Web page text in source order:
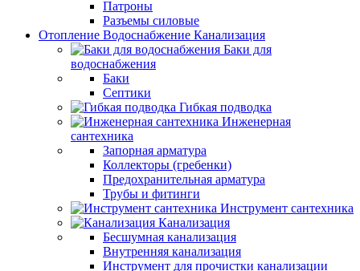
Патроны
Разъемы силовые
Отопление Водоснабжение Канализация
Баки для
водоснабжения
Баки
Септики
Гибкая подводка
Инженерная
сантехника
Запорная арматура
Коллекторы (гребенки)
Предохранительная арматура
Трубы и фитинги
Инструмент сантехника
Канализация
Бесшумная канализация
Внутренняя канализация
Инструмент для прочистки канализации